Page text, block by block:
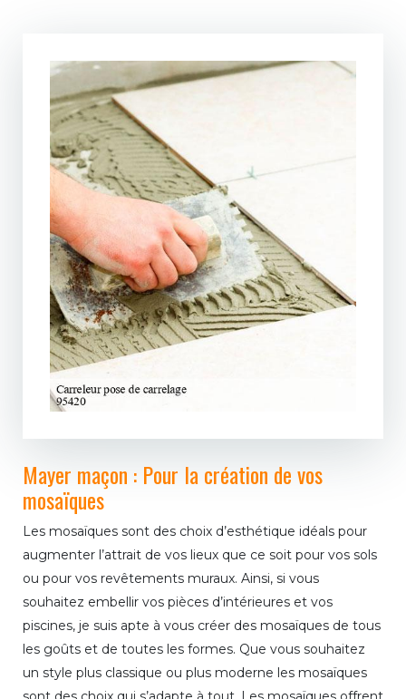
Mayer maçon : Pour la création de vos
mosaïques
Les mosaïques sont des choix d’esthétique idéals pour
augmenter l’attrait de vos lieux que ce soit pour vos sols
ou pour vos revêtements muraux. Ainsi, si vous
souhaitez embellir vos pièces d’intérieures et vos
piscines, je suis apte à vous créer des mosaïques de tous
les goûts et de toutes les formes. Que vous souhaitez
un style plus classique ou plus moderne les mosaïques